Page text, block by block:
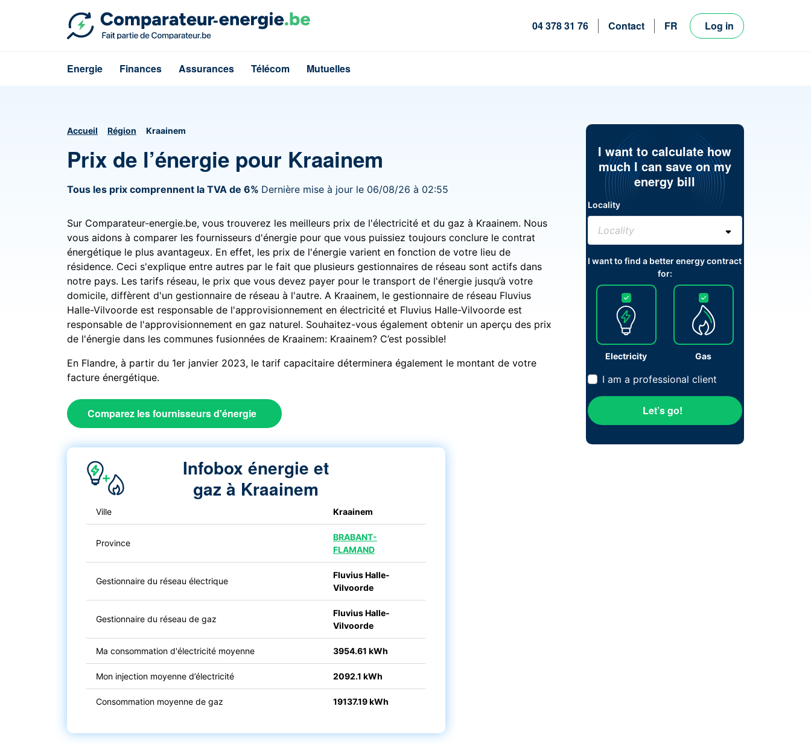
04 378 31 76 Contact
FR
Log in
Energie Finances Assurances Télécom Mutuelles
Accueil Région Kraainem
Prix de l’énergie pour Kraainem
Tous les prix comprennent la TVA de 6% Dernière mise à jour le 06/08/26 à 02:55
Sur Comparateur-energie.be, vous trouverez les meilleurs prix de l'électricité et du gaz à Kraainem. Nous
vous aidons à comparer les fournisseurs d'énergie pour que vous puissiez toujours conclure le contrat
énergétique le plus avantageux. En effet, les prix de l'énergie varient en fonction de votre lieu de
résidence. Ceci s'explique entre autres par le fait que plusieurs gestionnaires de réseau sont actifs dans
notre pays. Les tarifs réseau, le prix que vous devez payer pour le transport de l'énergie jusqu’à votre
domicile, diffèrent d'un gestionnaire de réseau à l'autre. A Kraainem, le gestionnaire de réseau Fluvius
Halle-Vilvoorde est responsable de l'approvisionnement en électricité et Fluvius Halle-Vilvoorde est
responsable de l'approvisionnement en gaz naturel. Souhaitez-vous également obtenir un aperçu des prix
de l'énergie dans les communes fusionnées de Kraainem: Kraainem? C’est possible!
En Flandre, à partir du 1er janvier 2023, le tarif capacitaire déterminera également le montant de votre
facture énergétique.
Comparez les fournisseurs d'énergie
Infobox énergie et
gaz à Kraainem
Ville Kraainem
Province
BRABANT-
FLAMAND
Gestionnaire du réseau électrique
Fluvius Halle-
Vilvoorde
Gestionnaire du réseau de gaz
Fluvius Halle-
Vilvoorde
Ma consommation d'électricité moyenne 3954.61 kWh
Mon injection moyenne d’électricité 2092.1 kWh
Consommation moyenne de gaz 19137.19 kWh
I want to calculate how
much I can save on my
energy bill
Locality
I want to find a better energy contract
for:
Electricity Gas
I am a professional client
Let’s go!